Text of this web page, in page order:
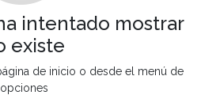
intentado mostrar
existe
de inicio o desde el menú de
opciones